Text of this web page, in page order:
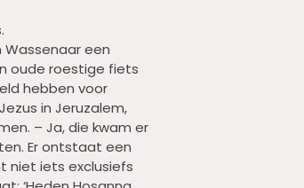
Wassenaar een
oude roestige fiets
hebben voor
in Jeruzalem,
– Ja, die kwam er
Er ontstaat een
niet iets exclusiefs